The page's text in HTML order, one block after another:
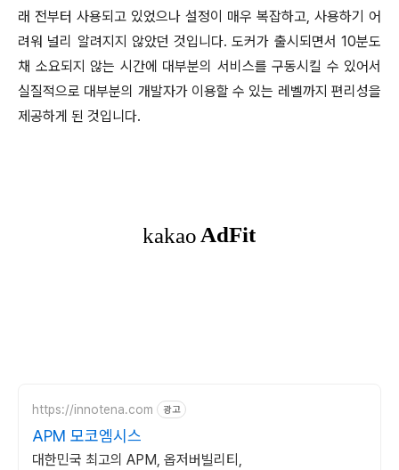
래 전부터 사용되고 있었으나 설정이 매우 복잡하고, 사용하기 어
려워 널리 알려지지 않았던 것입니다. 도커가 출시되면서 10분도
채 소요되지 않는 시간에 대부분의 서비스를 구동시킬 수 있어서
실질적으로 대부분의 개발자가 이용할 수 있는 레벨까지 편리성을
제공하게 된 것입니다.
https://innotena.com 광고
APM 모코엠시스
대한민국 최고의 APM, 옵저버빌리티,